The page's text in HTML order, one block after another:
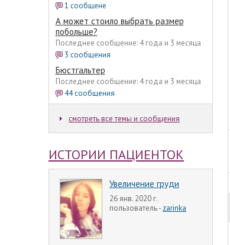
1 сообщене
А может стоило выбрать размер
побольше?
Последнее сообщение: 4 года и 3 месяца
3 сообщения
Бюстгальтер
Последнее сообщение: 4 года и 3 месяца
44 сообщения
смотреть все темы и сообщения
ИСТОРИИ ПАЦИЕНТОК
Увеличение груди
26 янв. 2020 г.
пользователь - zarinka